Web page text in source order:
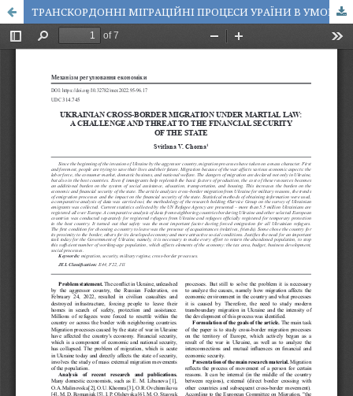
ТРАНСКОРДОННІ МІГРАЦІЙНІ ПРОЦЕСИ УРАЇНИ В УМОВАХ ВОЄННОГО СТАНУ: ВИКЛИК ТА ЗАГРОЗА ДЛЯ ФІНАНСОВОЇ БЕЗПЕКИ ДЕРЖАВИ